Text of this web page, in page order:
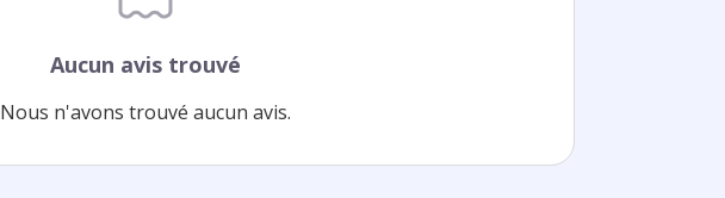
Aucun avis trouvé
Nous n'avons trouvé aucun avis.